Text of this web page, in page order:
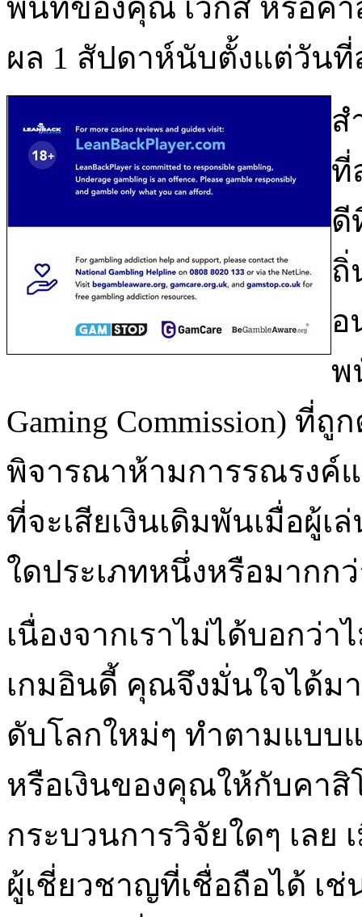
พื้นที่ของคุณ เวกัส หรือคา
ผล 1 สัปดาห์นับตั้งแต่วัน
ส
ที่
ดี
ถิ่
อ
พ
Gaming Commission) ที่
พิจารณาห้ามการรณรงค์แ
ที่จะเสียเงินเดิมพันเมื่อผู้
ใดประเภทหนึ่งหรือมากก
เนื่องจากเราไม่ได้บอกว่
เกมอินดี้ คุณจึงมั่นใจได้ม
ดับโลกใหม่ๆ ทำตามแบบ
หรือเงินของคุณให้กับคา
กระบวนการวิจัยใดๆ เลย
ผู้เชี่ยวชาญที่เชื่อถือได้ เช่